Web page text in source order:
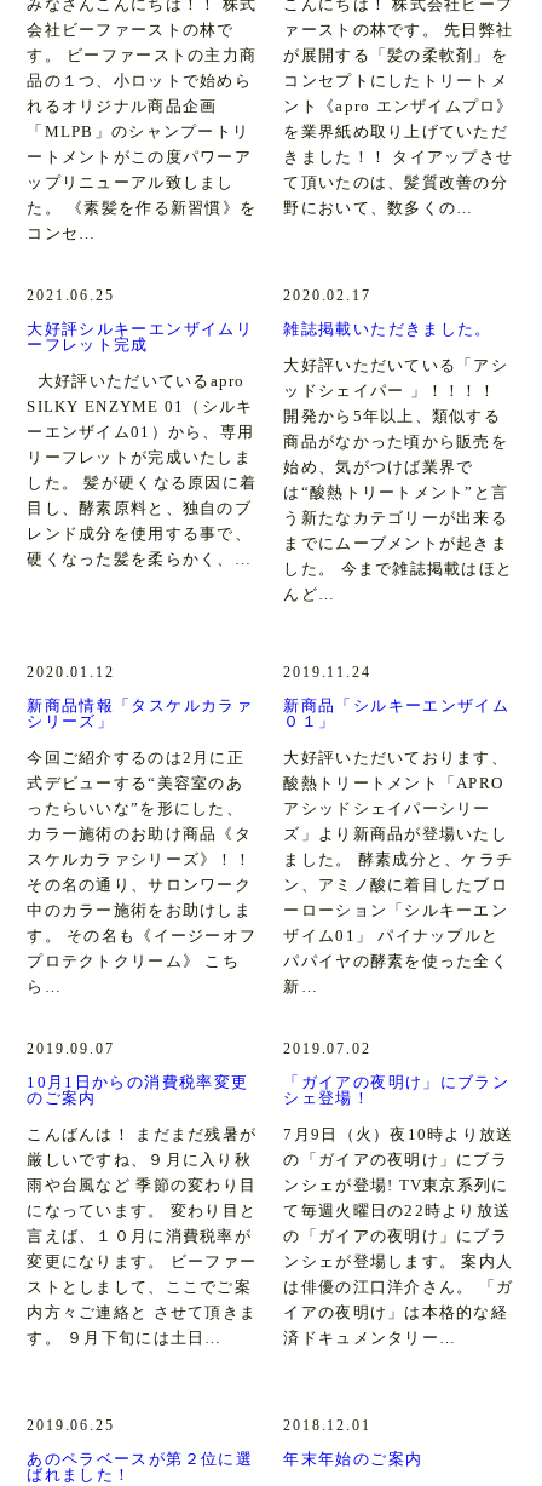
みなさんこんにちは！！ 株式
会社ビーファーストの林で
す。 ビーファーストの主力商
品の１つ、小ロットで始めら
れるオリジナル商品企画
「MLPB」のシャンプートリ
ートメントがこの度パワーア
ップリニューアル致しまし
た。 《素髪を作る新習慣》を
コンセ…
こんにちは！ 株式会社ビーフ
ァーストの林です。 先日弊社
が展開する「髪の柔軟剤」を
コンセプトにしたトリートメ
ント《apro エンザイムプロ》
を業界紙め取り上げていただ
きました！！ タイアップさせ
て頂いたのは、髪質改善の分
野において、数多くの…
2021.06.25
大好評シルキーエンザイムリ
ーフレット完成
大好評いただいているapro
SILKY ENZYME 01（シルキ
ーエンザイム01）から、専用
リーフレットが完成いたしま
した。 髪が硬くなる原因に着
目し、酵素原料と、独自のブ
レンド成分を使用する事で、
硬くなった髪を柔らかく、…
2020.02.17
雑誌掲載いただきました。
大好評いただいている「アシ
ッドシェイパー 」！！！！
開発から5年以上、類似する
商品がなかった頃から販売を
始め、気がつけば業界で
は“酸熱トリートメント”と言
う新たなカテゴリーが出来る
までにムーブメントが起きま
した。 今まで雑誌掲載はほと
んど…
2020.01.12
新商品情報「タスケルカラァ
シリーズ」
今回ご紹介するのは2月に正
式デビューする“美容室のあ
ったらいいな”を形にした、
カラー施術のお助け商品《タ
スケルカラァシリーズ》！！
その名の通り、サロンワーク
中のカラー施術をお助けしま
す。 その名も《イージーオフ
プロテクトクリーム》 こち
ら…
2019.11.24
新商品「シルキーエンザイム
０１」
大好評いただいております、
酸熱トリートメント「APRO
アシッドシェイパーシリー
ズ」より新商品が登場いたし
ました。 酵素成分と、ケラチ
ン、アミノ酸に着目したブロ
ーローション「シルキーエン
ザイム01」 パイナップルと
パパイヤの酵素を使った全く
新…
2019.09.07
10月1日からの消費税率変更
のご案内
こんばんは！ まだまだ残暑が
厳しいですね、９月に入り秋
雨や台風など 季節の変わり目
になっています。 変わり目と
言えば、１０月に消費税率が
変更になります。 ビーファー
ストとしまして、ここでご案
内方々ご連絡と させて頂きま
す。 ９月下旬には土日…
2019.07.02
「ガイアの夜明け」にブラン
シェ登場！
7月9日（火）夜10時より放送
の「ガイアの夜明け」にブラ
ンシェが登場! TV東京系列に
て毎週火曜日の22時より放送
の「ガイアの夜明け」にブラ
ンシェが登場します。 案内人
は俳優の江口洋介さん。 「ガ
イアの夜明け」は本格的な経
済ドキュメンタリー…
2019.06.25
あのペラベースが第２位に選
ばれました！
2018.12.01
年末年始のご案内